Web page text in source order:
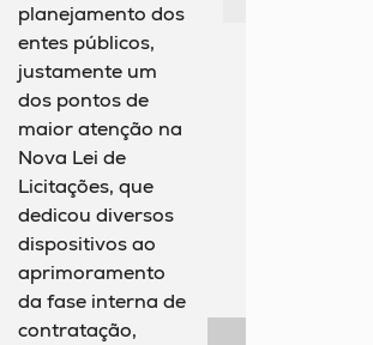
planejamento dos
entes públicos,
justamente um
dos pontos de
maior atenção na
Nova Lei de
Licitações, que
dedicou diversos
dispositivos ao
aprimoramento
da fase interna de
contratação,